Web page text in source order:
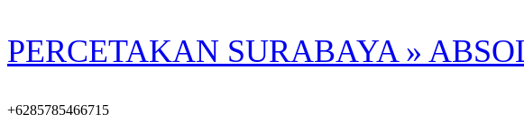
Skip
to
content
PERCETAKAN SURABAYA »
+6285785466715